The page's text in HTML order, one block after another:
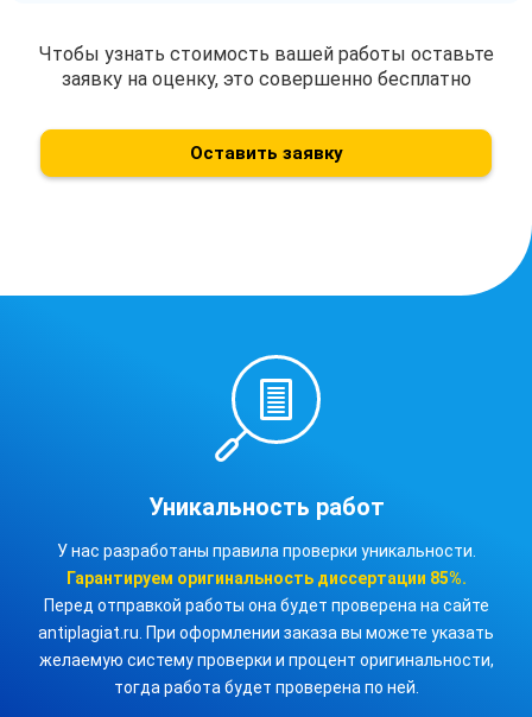
Чтобы узнать стоимость вашей работы оставьте
заявку на оценку, это совершенно бесплатно
Оставить заявку
Уникальность работ
У нас разработаны правила проверки уникальности.
Гарантируем оригинальность диссертации 85%.
Перед отправкой работы она будет проверена на сайте
antiplagiat.ru. При оформлении заказа вы можете указать
желаемую систему проверки и процент оригинальности,
тогда работа будет проверена по ней.